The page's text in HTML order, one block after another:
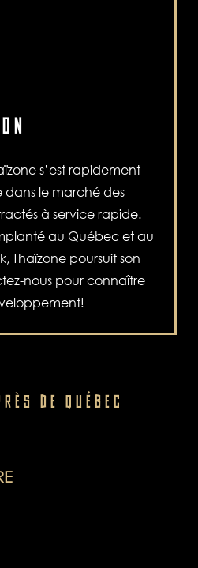
s’est rapidement
dans le marché des
à service rapide.
au Québec et au
Thaïzone poursuit son
nous pour connaître
DE QUÉBEC